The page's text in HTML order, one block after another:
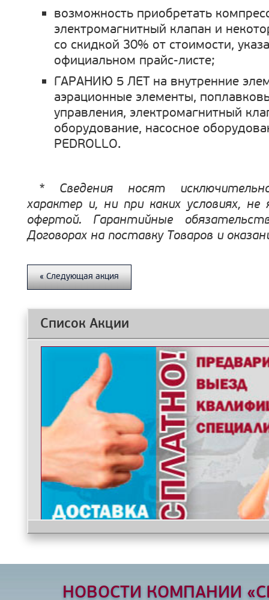
возможность приобретать
электромагнитный клапан и
со скидкой 30% от стоимости,
официальном прайс-листе;
ГАРАНИЮ 5 ЛЕТ на внутренние
аэрационные элементы,
управления, электромагнитный
оборудование, насосное
PEDROLLO.
*
Сведения носят
характер и, ни при каких условиях, не
офертой. Гарантийные
Договорах на поставку Товаров и
« Следующая акция
Список Акции
НОВОСТИ КОМПАНИИ